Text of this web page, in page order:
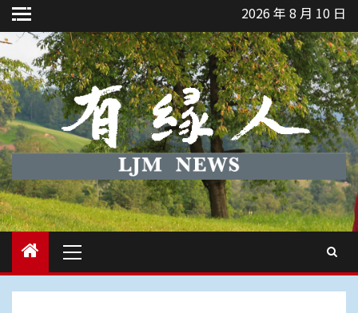
Skip
to
content
2026 年 8 月 10 日
Menu